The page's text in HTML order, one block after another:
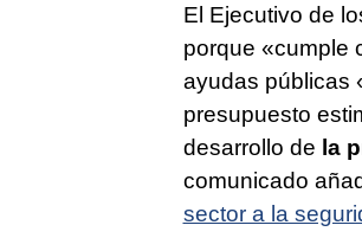
El Ejecutivo de
porque «cumple
ayudas públicas
presupuesto
desarrollo de la
comunicado
sector a la